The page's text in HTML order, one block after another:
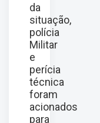
da
situação,
polícia
Militar
e
perícia
técnica
foram
acionados
para